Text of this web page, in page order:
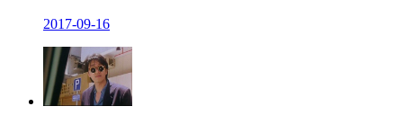
2017-09-16